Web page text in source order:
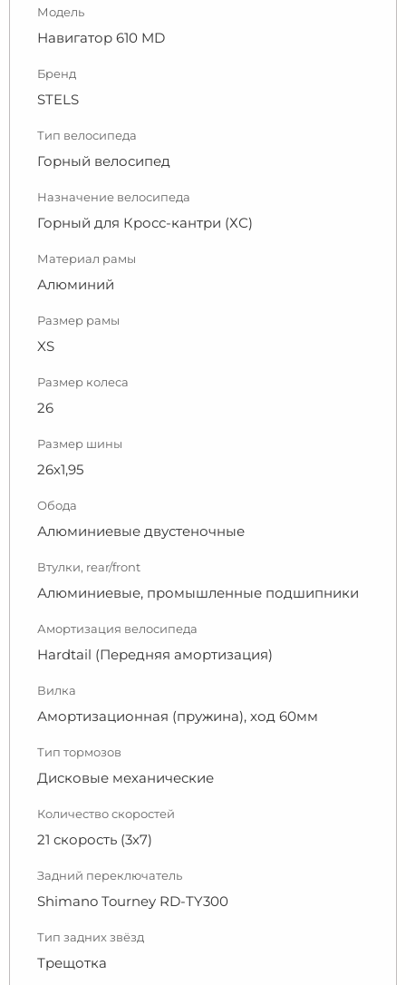
Модель
Навигатор 610 MD
Бренд
STELS
Тип велосипеда
Горный велосипед
Назначение велосипеда
Горный для Кросс-кантри (ХС)
Материал рамы
Алюминий
Размер рамы
XS
Размер колеса
26
Размер шины
26х1,95
Обода
Алюминиевые двустеночные
Втулки, rear/front
Алюминиевые, промышленные подшипники
Амортизация велосипеда
Hardtail (Передняя амортизация)
Вилка
Амортизационная (пружина), ход 60мм
Тип тормозов
Дисковые механические
Количество скоростей
21 скорость (3х7)
Задний переключатель
Shimano Tourney RD-TY300
Тип задних звёзд
Трещотка